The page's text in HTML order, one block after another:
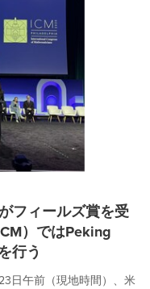
フィールズ賞を受
）ではPeking
行う
日午前（現地時間）、米